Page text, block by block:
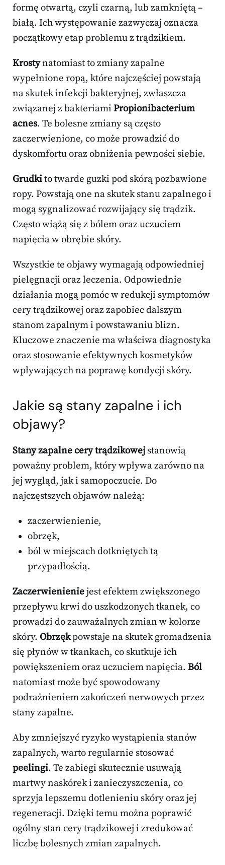
formę otwartą, czyli czarną, lub zamkniętą –
białą. Ich występowanie zazwyczaj oznacza
początkowy etap problemu z trądzikiem.
Krostynatomiast to zmiany zapalne
wypełnione ropą, które najczęściej powstają
na skutek infekcji bakteryjnej, zwłaszcza
związanej z bakteriami Propionibacterium
acnes. Te bolesne zmiany są często
zaczerwienione, co może prowadzić do
dyskomfortu oraz obniżenia pewności siebie.
Grudkito twarde guzki pod skórą pozbawione
ropy. Powstają one na skutek stanu zapalnego i
mogą sygnalizować rozwijający się trądzik.
Często wiążą się z bólem oraz uczuciem
napięcia w obrębie skóry.
Wszystkie te objawy wymagają odpowiedniej
pielęgnacji oraz leczenia. Odpowiednie
działania mogą pomóc w redukcji symptomów
cery trądzikowej oraz zapobiec dalszym
stanom zapalnym i powstawaniu blizn.
Kluczowe znaczenie ma właściwa diagnostyka
oraz stosowanie efektywnych kosmetyków
wpływających na poprawę kondycji skóry.
Jakie są stany zapalne i ich
objawy?
Stany zapalne cery trądzikowej stanowią
poważny problem, który wpływa zarówno na
jej wygląd, jak i samopoczucie. Do
najczęstszych objawów należą:
zaczerwienienie,
obrzęk,
ból w miejscach dotkniętych tą
przypadłością.
Zaczerwienieniejest efektem zwiększonego
przepływu krwi do uszkodzonych tkanek, co
prowadzi do zauważalnych zmian w kolorze
skóry. Obrzękpowstaje na skutek gromadzenia
się płynów w tkankach, co skutkuje ich
powiększeniem oraz uczuciem napięcia. Ból
natomiast może być spowodowany
podrażnieniem zakończeń nerwowych przez
stany zapalne.
Aby zmniejszyć ryzyko wystąpienia stanów
zapalnych, warto regularnie stosować
peelingi. Te zabiegi skutecznie usuwają
martwy naskórek i zanieczyszczenia, co
sprzyja lepszemu dotlenieniu skóry oraz jej
regeneracji. Dzięki temu można poprawić
ogólny stan cery trądzikowej i zredukować
liczbę bolesnych zmian zapalnych.